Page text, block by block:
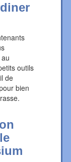
outils
de
bien